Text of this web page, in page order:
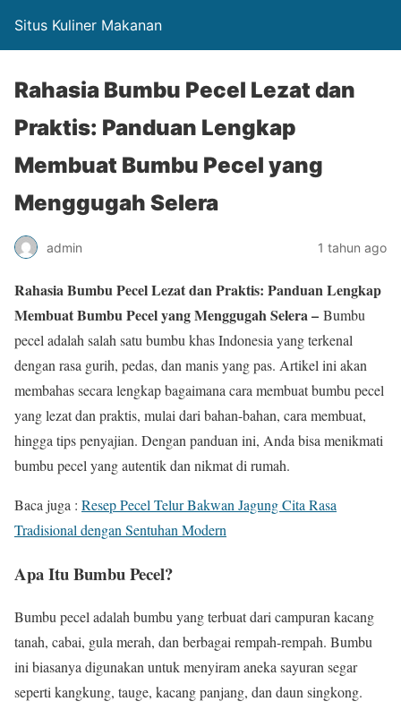
Situs Kuliner Makanan
Rahasia Bumbu Pecel Lezat dan
Praktis: Panduan Lengkap
Membuat Bumbu Pecel yang
Menggugah Selera
admin 1 tahun ago
Rahasia Bumbu Pecel Lezat dan Praktis: Panduan Lengkap
Membuat Bumbu Pecel yang Menggugah Selera – Bumbu
pecel adalah salah satu bumbu khas Indonesia yang terkenal
dengan rasa gurih, pedas, dan manis yang pas. Artikel ini akan
membahas secara lengkap bagaimana cara membuat bumbu pecel
yang lezat dan praktis, mulai dari bahan-bahan, cara membuat,
hingga tips penyajian. Dengan panduan ini, Anda bisa menikmati
bumbu pecel yang autentik dan nikmat di rumah.
Baca juga : Resep Pecel Telur Bakwan Jagung Cita Rasa
Tradisional dengan Sentuhan Modern
Apa Itu Bumbu Pecel?
Bumbu pecel adalah bumbu yang terbuat dari campuran kacang
tanah, cabai, gula merah, dan berbagai rempah-rempah. Bumbu
ini biasanya digunakan untuk menyiram aneka sayuran segar
seperti kangkung, tauge, kacang panjang, dan daun singkong.